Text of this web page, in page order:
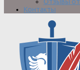
Отзывы
Контакты